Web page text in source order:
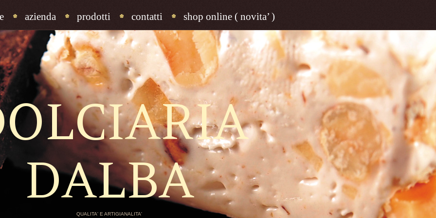
azienda prodotti contatti shop online ( novita’ )
DALBA
QUALITA' E ARTIGIANALITA'